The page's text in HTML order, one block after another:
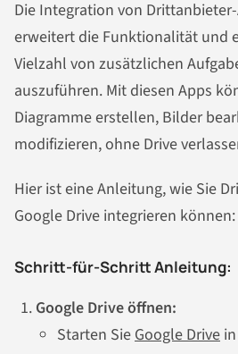
Die Integration von
erweitert die Funktionalität und
Vielzahl von zusätzlichen
auszuführen. Mit diesen Apps
Diagramme erstellen, Bilder
modifizieren, ohne Drive
Hier ist eine Anleitung, wie Sie
Google Drive integrieren können:
Schritt-für-Schritt Anleitung:
Google Drive öffnen:
Starten Sie Google Drive